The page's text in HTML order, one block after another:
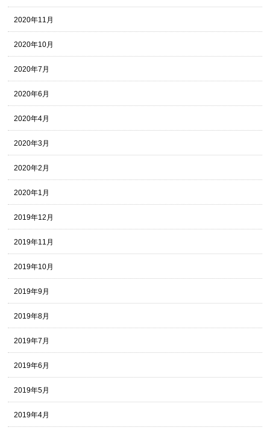
2020年11月
2020年10月
2020年7月
2020年6月
2020年4月
2020年3月
2020年2月
2020年1月
2019年12月
2019年11月
2019年10月
2019年9月
2019年8月
2019年7月
2019年6月
2019年5月
2019年4月